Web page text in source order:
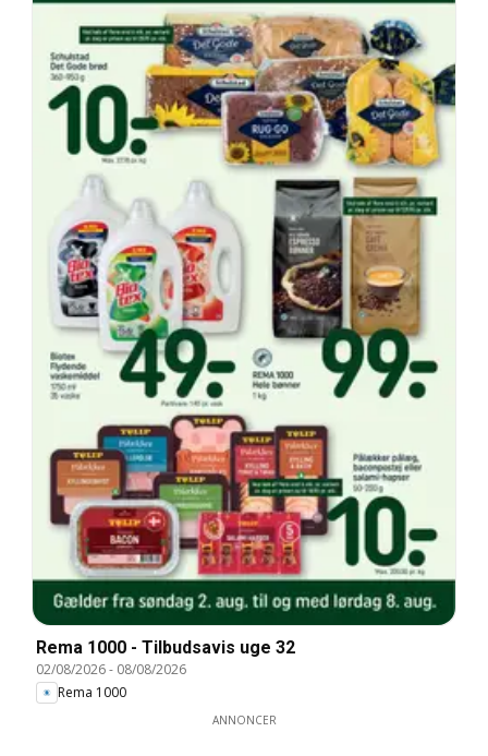
Rema 1000 - Tilbudsavis uge 32
02/08/2026- 08/08/2026
Rema 1000
ANNONCER